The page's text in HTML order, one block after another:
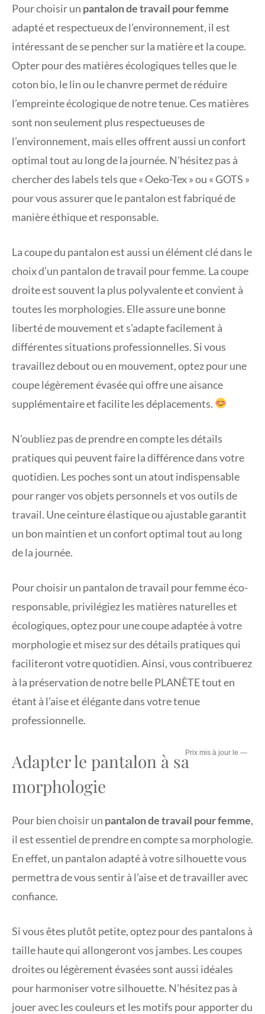
Pour choisir un pantalon de travail pour femme
adapté et respectueux de l’environnement, il est
intéressant de se pencher sur la matière et la coupe.
Opter pour des matières écologiques telles que le
coton bio, le lin ou le chanvre permet de réduire
l’empreinte écologique de notre tenue. Ces matières
sont non seulement plus respectueuses de
l’environnement, mais elles offrent aussi un confort
optimal tout au long de la journée. N’hésitez pas à
chercher des labels tels que « Oeko-Tex » ou « GOTS »
pour vous assurer que le pantalon est fabriqué de
manière éthique et responsable.
La coupe du pantalon est aussi un élément clé dans le
choix d’un pantalon de travail pour femme. La coupe
droite est souvent la plus polyvalente et convient à
toutes les morphologies. Elle assure une bonne
liberté de mouvement et s’adapte facilement à
différentes situations professionnelles. Si vous
travaillez debout ou en mouvement, optez pour une
coupe légèrement évasée qui offre une aisance
supplémentaire et facilite les déplacements.
N’oubliez pas de prendre en compte les détails
pratiques qui peuvent faire la différence dans votre
quotidien. Les poches sont un atout indispensable
pour ranger vos objets personnels et vos outils de
travail. Une ceinture élastique ou ajustable garantit
un bon maintien et un confort optimal tout au long
de la journée.
Pour choisir un pantalon de travail pour femme éco-
responsable, privilégiez les matières naturelles et
écologiques, optez pour une coupe adaptée à votre
morphologie et misez sur des détails pratiques qui
faciliteront votre quotidien. Ainsi, vous contribuerez
à la préservation de notre belle PLANÈTE tout en
étant à l’aise et élégante dans votre tenue
professionnelle.
—
Adapter le pantalon à sa
morphologie
Pour bien choisir un pantalon de travail pour femme,
il est essentiel de prendre en compte sa morphologie.
En effet, un pantalon adapté à votre silhouette vous
permettra de vous sentir à l’aise et de travailler avec
confiance.
Si vous êtes plutôt petite, optez pour des pantalons à
taille haute qui allongeront vos jambes. Les coupes
droites ou légèrement évasées sont aussi idéales
pour harmoniser votre silhouette. N’hésitez pas à
jouer avec les couleurs et les motifs pour apporter du